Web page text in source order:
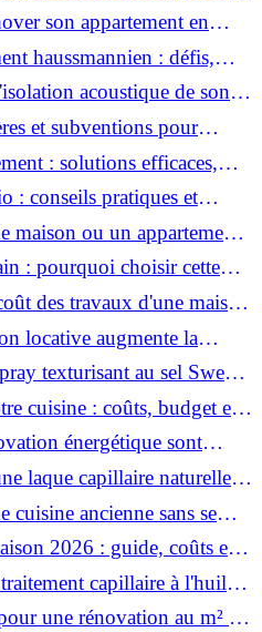
son appartement en
haussmannien : défis,
des prix
acoustique de son
et subventions pour
en 2026 ?
: solutions efficaces,
: conseils pratiques et
maison ou un appartement
étapes et astuces ?
: pourquoi choisir cette
?
des travaux d'une maison
locative augmente la
immobilier ?
texturisant au sel Sweet
plage ?
cuisine : coûts, budget et
énergétique sont
?
laque capillaire naturelle
cuisine ancienne sans se
2026 : guide, coûts et
capillaire à l'huile
une rénovation au m² en